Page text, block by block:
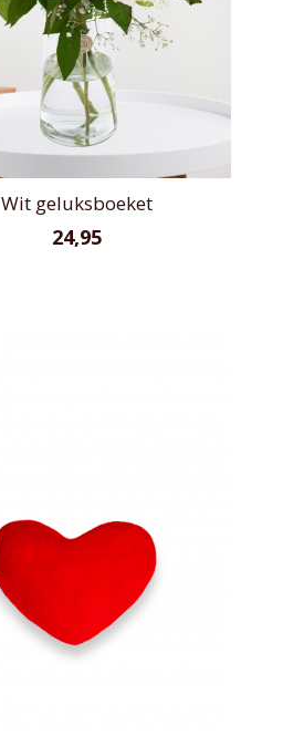
Wit geluksboeket
24,95